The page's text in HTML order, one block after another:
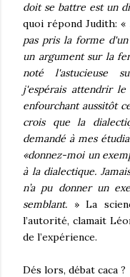
doit se battre est un
quoi répond Judith: «
pas pris la forme
un argument sur la
noté l'astucieuse
j'espérais attendrir
enfourchant aussitôt
crois que la
demandé à mes
«donnez-moi un
à la dialectique.
n’a pu donner un
semblant. » La
l’autorité, clamait
de l’expérience.
Dés lors, débat caca ?